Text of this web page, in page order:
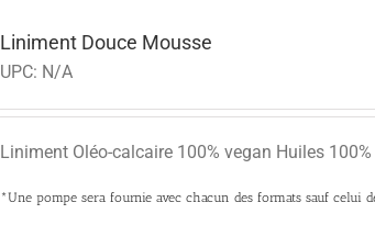
Liniment Douce Mousse
UPC: N/A
Liniment Oléo-calcaire 100% vegan Huiles
*Une pompe sera fournie avec chacun des formats sauf celui